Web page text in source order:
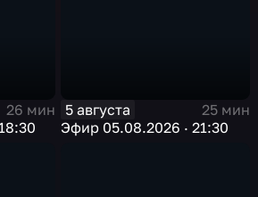
26 мин
5 августа
25 мин
Эфир 05.08.2026 · 21:30